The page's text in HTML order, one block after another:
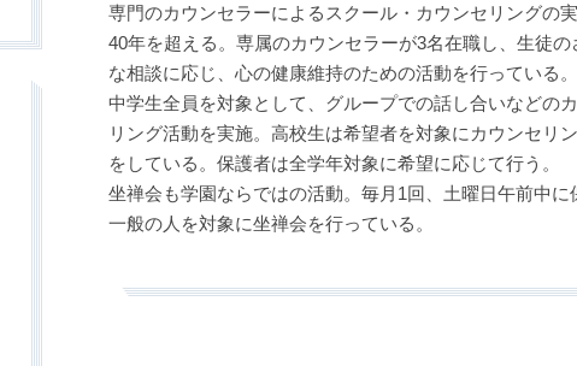
専門のカウンセラーによるスクール・カウンセリングの実
40年を超える。専属のカウンセラーが3名在職し、生徒の
な相談に応じ、心の健康維持のための活動を行っている。
中学生全員を対象として、グループでの話し合いなどの
リング活動を実施。高校生は希望者を対象にカウンセリ
をしている。保護者は全学年対象に希望に応じて行う。
坐禅会も学園ならではの活動。毎月1回、土曜日午前中に
一般の人を対象に坐禅会を行っている。